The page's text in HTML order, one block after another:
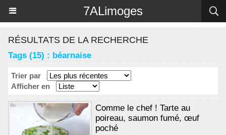
7ALimoges
RÉSULTATS DE LA RECHERCHE
Tags (15) : béarnaise
Trier par
Afficher en
Comme le chef ! Tarte au
poireau, saumon fumé, œuf
poché